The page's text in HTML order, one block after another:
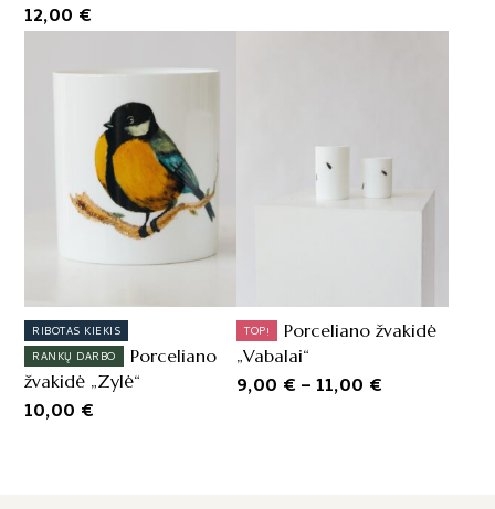
12,00 €
RIBOTAS KIEKIS
RANKŲ DARBO
Porceliano
žvakidė „Zylė“
10,00 €
TOP!
Porceliano žvakidė
„Vabalai“
9,00 € –11,00 €
chosen
the
product
page